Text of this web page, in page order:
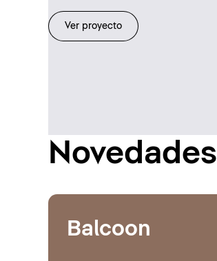
Ver proyecto
Novedades
Balcoon